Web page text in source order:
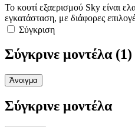
Το κουτί εξαερισμού Sky είναι
εγκατάσταση, με διάφορες
Σύγκριση
Σύγκρινε μοντέλα (1)
Άνοιγμα
Σύγκρινε μοντέλα